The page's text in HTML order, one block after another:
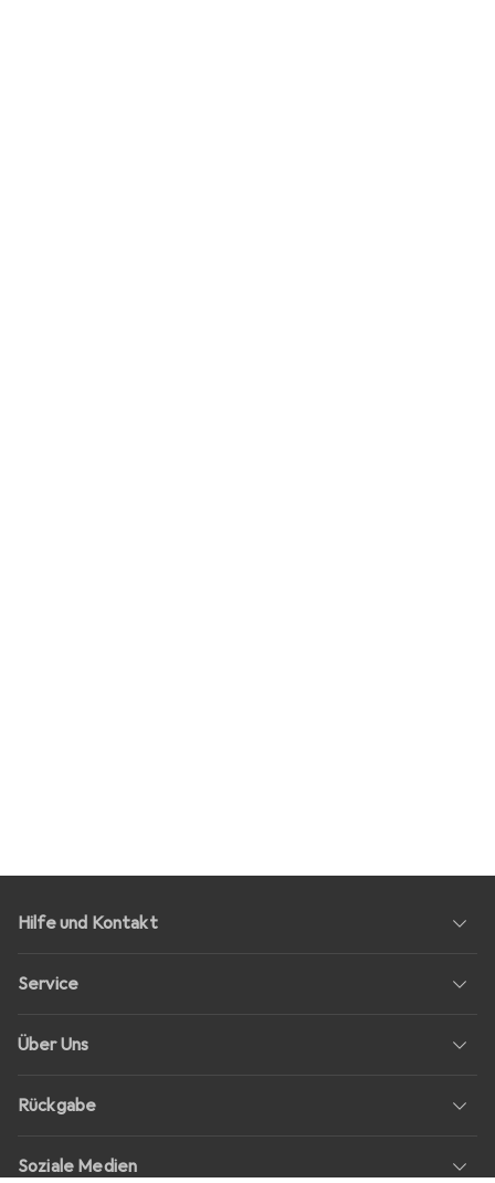
Hilfe und Kontakt
Service
Über Uns
Rückgabe
Soziale Medien